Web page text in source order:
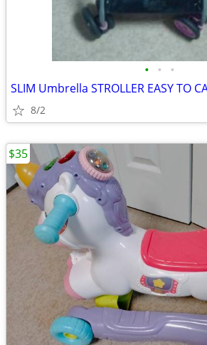
• • •
SLIM Umbrella STROLLER EASY TO
8/2
$35